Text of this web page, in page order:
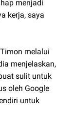
menjadi
kerja, saya
melalui
menjelaskan,
sulit untuk
oleh Google
untuk